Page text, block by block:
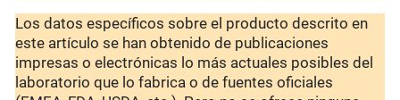
Los datos específicos sobre el producto descrito en
este artículo se han obtenido de publicaciones
impresas o electrónicas lo más actuales posibles del
laboratorio que lo fabrica o de fuentes oficiales